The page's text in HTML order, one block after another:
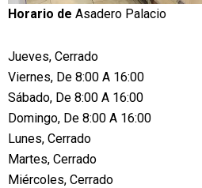
Horario de Asadero Palacio
Jueves, Cerrado
Viernes, De 8:00 A 16:00
Sábado, De 8:00 A 16:00
Domingo, De 8:00 A 16:00
Lunes, Cerrado
Martes, Cerrado
Miércoles, Cerrado